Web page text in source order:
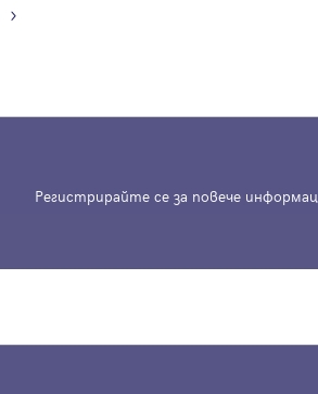
Регистрирайте се за повече